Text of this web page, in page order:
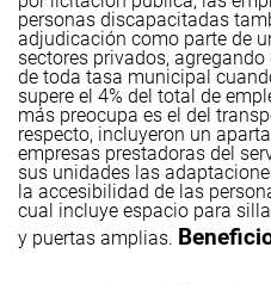
personas discapacitadas
adjudicación como parte de
sectores privados,
de toda tasa municipal
supere el 4% del total de
más preocupa es el del
respecto, incluyeron un
empresas prestadoras del
sus unidades las
la accesibilidad de las
cual incluye espacio para
y puertas amplias.